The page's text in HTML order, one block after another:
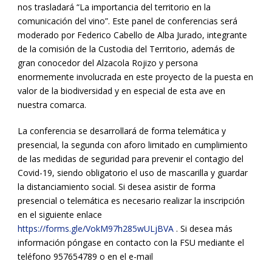
nos trasladará “La importancia del territorio en la
comunicación del vino”. Este panel de conferencias será
moderado por Federico Cabello de Alba Jurado, integrante
de la comisión de la Custodia del Territorio, además de
gran conocedor del Alzacola Rojizo y persona
enormemente involucrada en este proyecto de la puesta en
valor de la biodiversidad y en especial de esta ave en
nuestra comarca.
La conferencia se desarrollará de forma telemática y
presencial, la segunda con aforo limitado en cumplimiento
de las medidas de seguridad para prevenir el contagio del
Covid-19, siendo obligatorio el uso de mascarilla y guardar
la distanciamiento social. Si desea asistir de forma
presencial o telemática es necesario realizar la inscripción
en el siguiente enlace
https://forms.gle/VokM97h285wULjBVA . Si desea más
información póngase en contacto con la FSU mediante el
teléfono 957654789 o en el e-mail